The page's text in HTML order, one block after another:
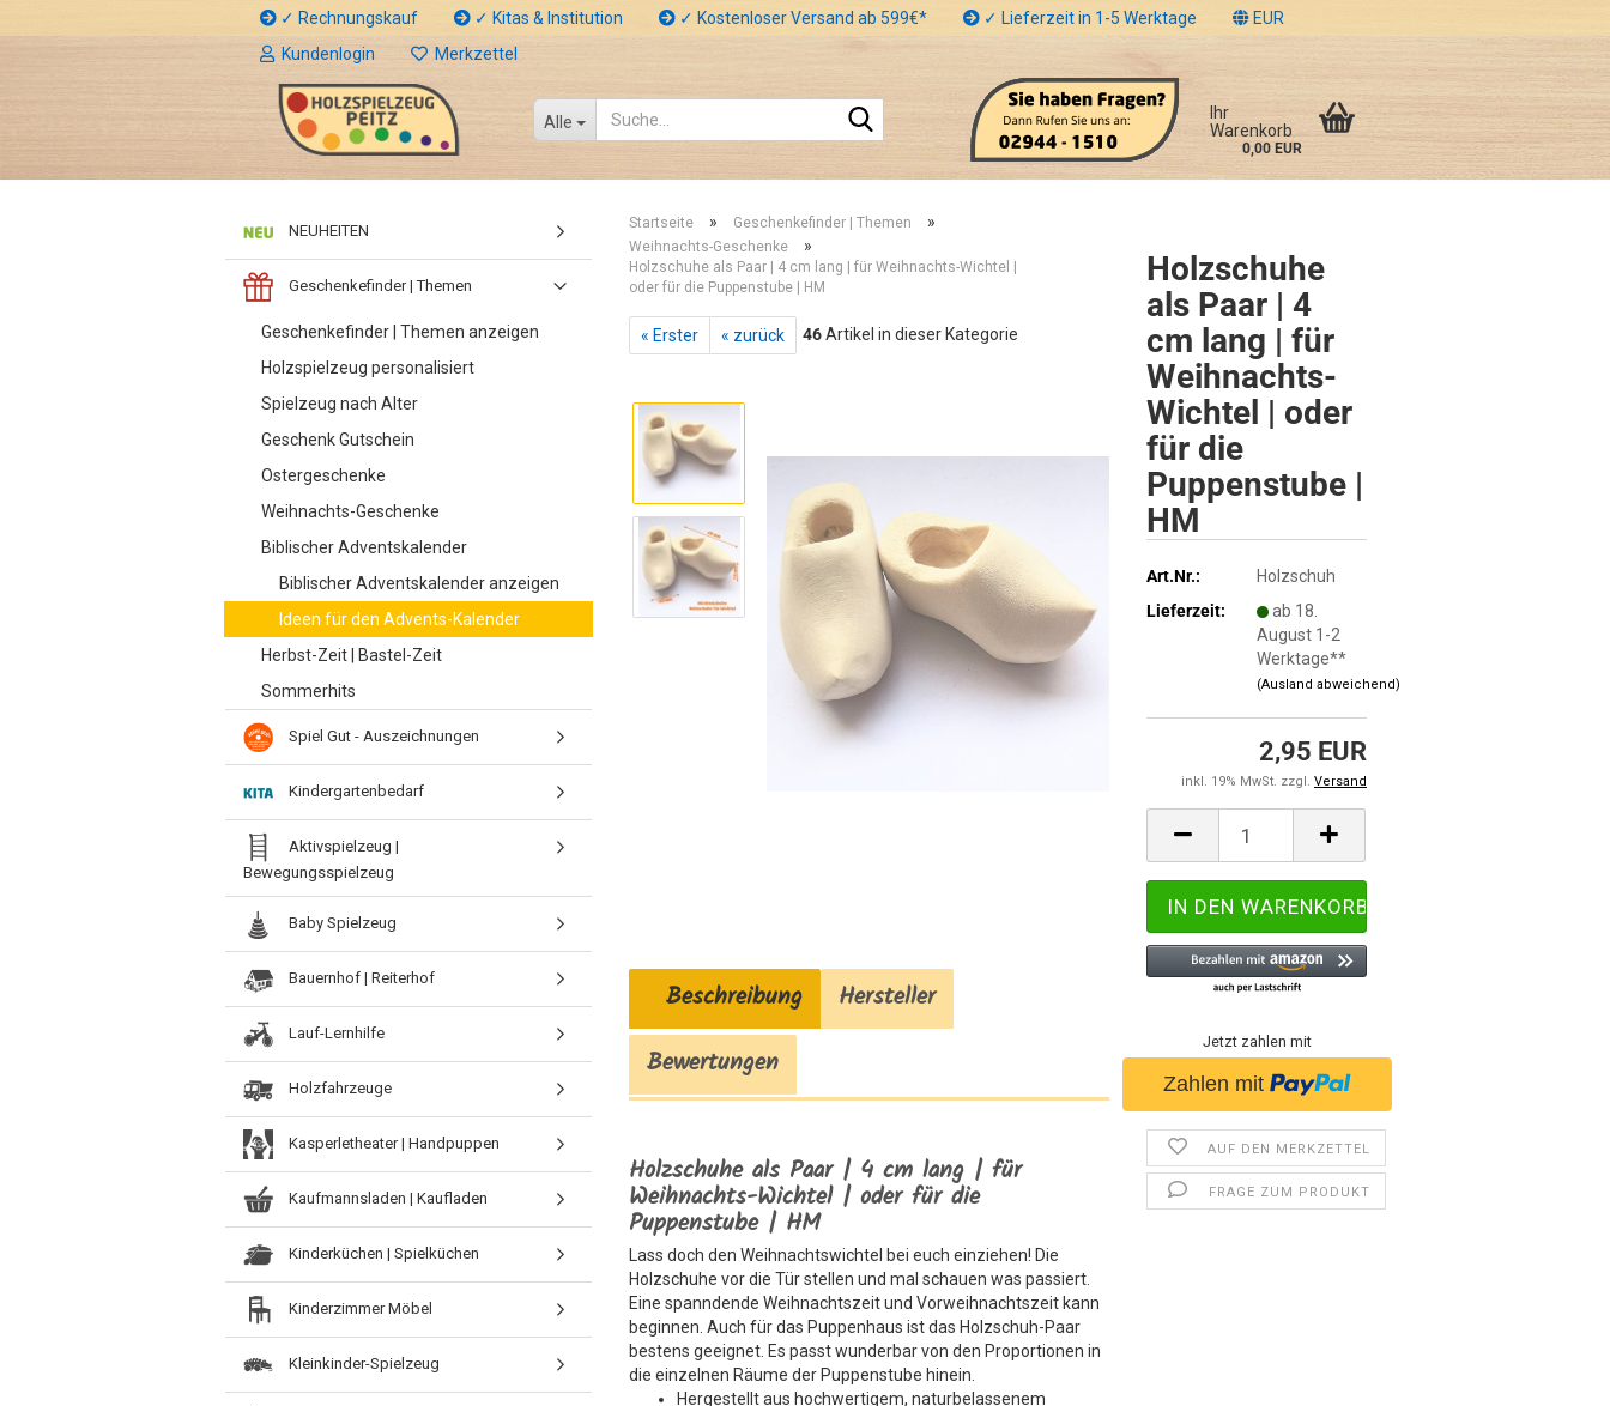
✓ Rechnungskauf ✓ Kitas & Institution ✓ Kostenloser Versand ab 599€* ✓ Lieferzeit in 1-5 Werktage
EUR
Kundenlogin
Merkzettel
Alle
Ihr
Warenkorb
0,00 EUR
Startseite » Geschenkefinder | Themen »
Weihnachts-Geschenke »
Holzschuhe als Paar | 4 cm lang | für Weihnachts-Wichtel |
oder für die Puppenstube | HM
« Erster « zurück 46Artikel in dieser Kategorie
Holzschuhe
als Paar | 4
cm lang | für
Weihnachts-
Wichtel | oder
für die
Puppenstube |
HM
Art.Nr.:
Holzschuh
Lieferzeit:
ab 18.
August 1-2
Werktage**
(Ausland abweichend)
2,95 EUR
inkl. 19% MwSt. zzgl. Versand
Jetzt zahlen mit
AUF DEN MERKZETTEL
FRAGE ZUM PRODUKT
Beschreibung
Hersteller
Bewertungen
Holzschuhe als Paar | 4 cm lang | für
Weihnachts-Wichtel | oder für die
Puppenstube | HM
Lass doch den Weihnachtswichtel bei euch einziehen! Die
Holzschuhe vor die Tür stellen und mal schauen was passiert.
Eine spanndende Weihnachtszeit und Vorweihnachtszeit kann
beginnen. Auch für das Puppenhaus ist das Holzschuh-Paar
bestens geeignet. Es passt wunderbar von den Proportionen in
die einzelnen Räume der Puppenstube hinein.
Hergestellt aus hochwertigem, naturbelassenem
NEUHEITEN
Geschenkefinder | Themen
Geschenkefinder | Themen anzeigen
Holzspielzeug personalisiert
Spielzeug nach Alter
Geschenk Gutschein
Ostergeschenke
Weihnachts-Geschenke
Biblischer Adventskalender
Biblischer Adventskalender anzeigen
Ideen für den Advents-Kalender
Herbst-Zeit | Bastel-Zeit
Sommerhits
Spiel Gut - Auszeichnungen
Kindergartenbedarf
Aktivspielzeug |
Bewegungsspielzeug
Baby Spielzeug
Bauernhof | Reiterhof
Lauf-Lernhilfe
Holzfahrzeuge
Kasperletheater | Handpuppen
Kaufmannsladen | Kaufladen
Kinderküchen | Spielküchen
Kinderzimmer Möbel
Kleinkinder-Spielzeug